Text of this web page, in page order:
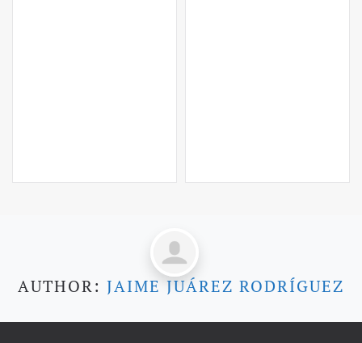
AUTHOR: JAIME JUÁREZ RODRÍGUEZ